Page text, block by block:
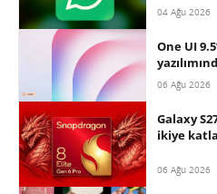
04 Ağu 2026
One UI
06 Ağu 2026
Galaxy
ikiye
06 Ağu 2026